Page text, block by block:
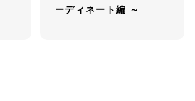
ーディネート編 ～